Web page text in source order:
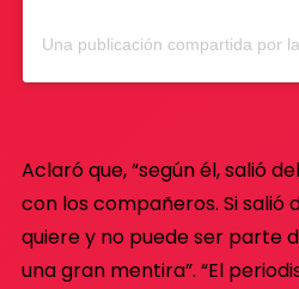
Aclaró que, “según él, salió
con los compañeros. Si salió
quiere y no puede ser parte
una gran mentira”. “El